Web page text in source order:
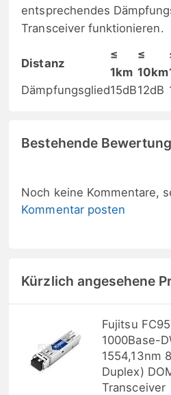
entsprechendes
Transceiver funktionieren.
Distanz
≤
1km
≤
10km
Dämpfungsglied15dB12dB
Bestehende
Noch keine Kommentare,
Kommentar posten
Kürzlich angesehene
Fujitsu
1000Base-
1554,13nm
Duplex)
Transceiver